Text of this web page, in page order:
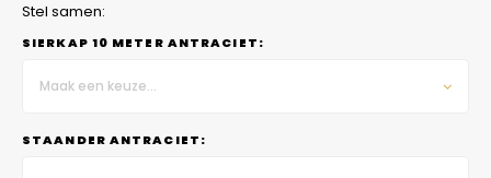
Stel samen:
SIERKAP 10 METER ANTRACIET:
Maak een keuze...
STAANDER ANTRACIET: